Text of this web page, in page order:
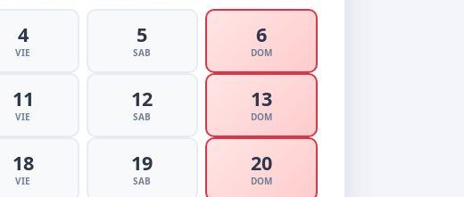
4
VIE
5
SAB
6
DOM
11
VIE
12
SAB
13
DOM
18
VIE
19
SAB
20
DOM